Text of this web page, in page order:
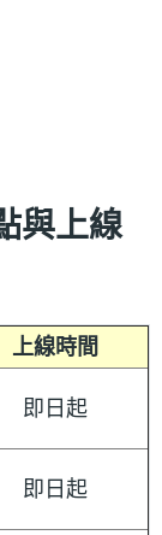
與上線
上線時間
即日起
即日起